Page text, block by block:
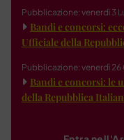
Pubblicazione: venerdì 3
Bandi e concorsi:
Ufficiale della
Pubblicazione: venerdì
Bandi e concorsi: le
della Repubblica